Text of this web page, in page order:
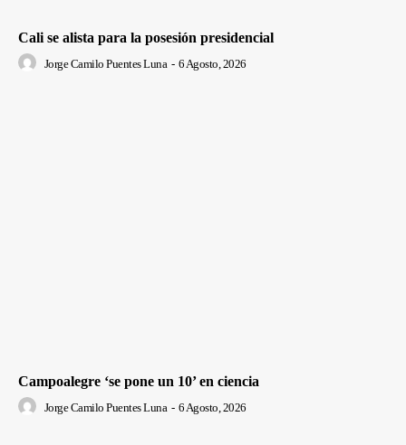
Cali se alista para la posesión presidencial
Jorge Camilo Puentes Luna - 6 Agosto, 2026
Campoalegre ‘se pone un 10’ en ciencia
Jorge Camilo Puentes Luna - 6 Agosto, 2026